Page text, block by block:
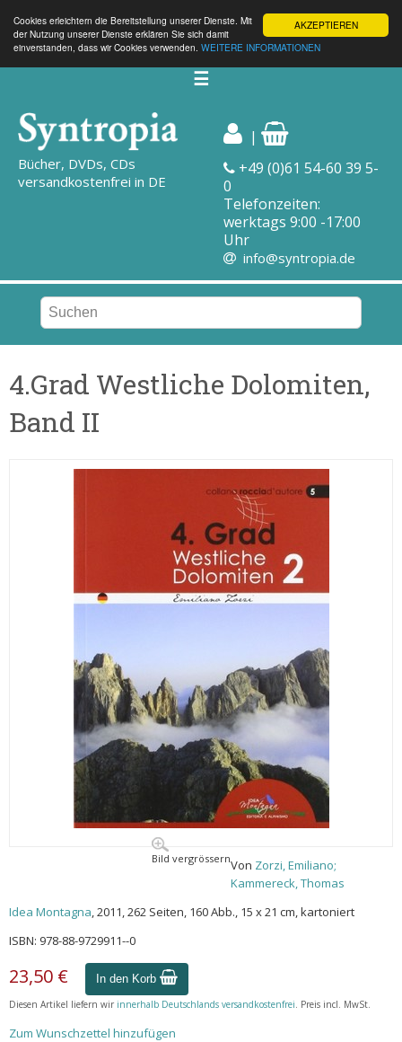
AKZEPTIEREN
Cookies erleichtern die Bereitstellung unserer Dienste. Mit
der Nutzung unserer Dienste erklären Sie sich damit
einverstanden, dass wir Cookies verwenden. WEITERE INFORMATIONEN
☰
Bücher, DVDs, CDs
versandkostenfrei in DE
|
+49 (0)61 54-60 39 5-
0
Telefonzeiten:
werktags 9:00 -17:00
Uhr
info@syntropia.de
4.Grad Westliche Dolomiten,
Band II
Bild vergrössernVon Zorzi, Emiliano;
Kammereck, Thomas
Idea Montagna, 2011, 262 Seiten, 160 Abb., 15 x 21 cm, kartoniert
ISBN: 978-88-9729911--0
23,50 € In den Korb
Diesen Artikel liefern wir innerhalb Deutschlands versandkostenfrei. Preis incl. MwSt.
Zum Wunschzettel hinzufügen